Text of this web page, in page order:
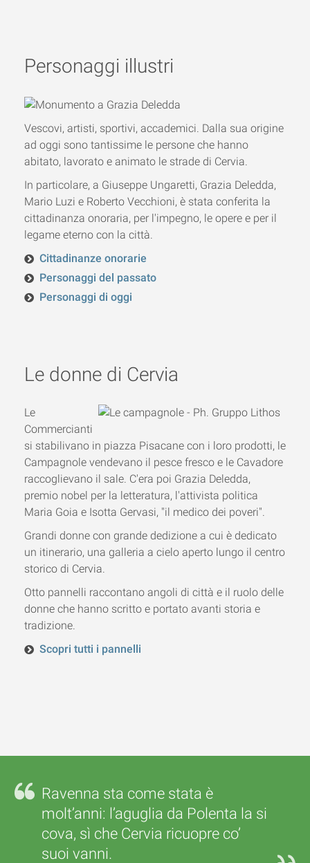
Personaggi illustri
Vescovi, artisti, sportivi, accademici. Dalla sua origine
ad oggi sono tantissime le persone che hanno
abitato, lavorato e animato le strade di Cervia.
In particolare, a Giuseppe Ungaretti, Grazia Deledda,
Mario Luzi e Roberto Vecchioni, è stata conferita la
cittadinanza onoraria, per l'impegno, le opere e per il
legame eterno con la città.
Cittadinanze onorarie
Personaggi del passato
Personaggi di oggi
Le donne di Cervia
Le
Commercianti
si stabilivano in piazza Pisacane con i loro prodotti, le
Campagnole vendevano il pesce fresco e le Cavadore
raccoglievano il sale. C'era poi Grazia Deledda,
premio nobel per la letteratura, l'attivista politica
Maria Goia e Isotta Gervasi, "il medico dei poveri".
Grandi donne con grande dedizione a cui è dedicato
un itinerario, una galleria a cielo aperto lungo il centro
storico di Cervia.
Otto pannelli raccontano angoli di città e il ruolo delle
donne che hanno scritto e portato avanti storia e
tradizione.
Scopri tutti i pannelli
Ravenna sta come stata è
molt’anni: l’aguglia da Polenta la si
cova, sì che Cervia ricuopre co’
suoi vanni.